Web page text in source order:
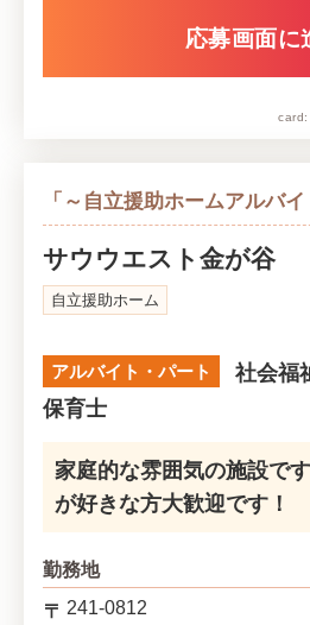
応募画面に
card:
「～自立援助ホームアルバ
サウウエスト金が谷
自立援助ホーム
アルバイト・パート 社会福
保育士
家庭的な雰囲気の施設で
が好きな方大歓迎です！
勤務地
241-0812